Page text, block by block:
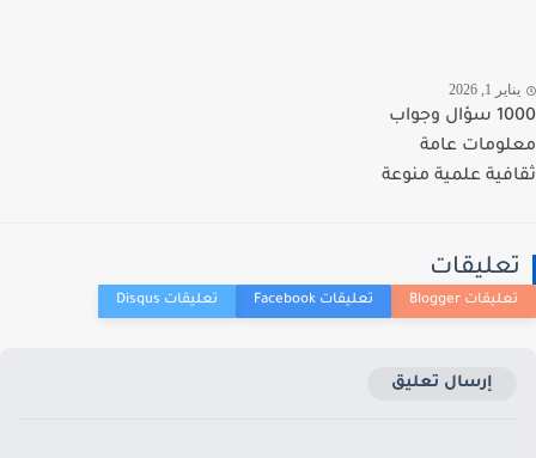
1, 2026
1000 سؤال وجواب
عامة
علمية منوعة
إرسال تعليق